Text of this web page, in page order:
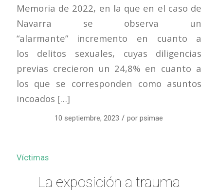
Memoria de 2022, en la que en el caso de
Navarra se observa un
“alarmante” incremento en cuanto a
los delitos sexuales, cuyas diligencias
previas crecieron un 24,8% en cuanto a
los que se corresponden como asuntos
incoados […]
10 septiembre, 2023 / porpsimae
Víctimas
La exposición a trauma